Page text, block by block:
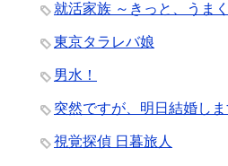
就活家族 ～きっと、うま
東京タラレバ娘
男水！
突然ですが、明日結婚しま
視覚探偵 日暮旅人